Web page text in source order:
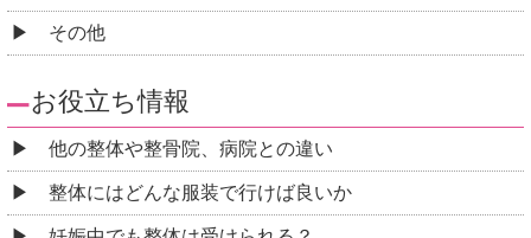
その他
お役立ち情報
他の整体や整骨院、病院との違い
整体にはどんな服装で行けば良いか